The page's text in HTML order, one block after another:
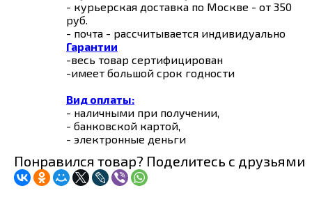
- курьерская доставка по Москве - от 350
руб.
- почта - рассчитывается индивидуально
Гарантии
-весь товар сертифицирован
-имеет большой срок годности
Вид оплаты:
- наличными при получении,
- банковской картой,
- электронные деньги
Понравился товар? Поделитесь с друзьями